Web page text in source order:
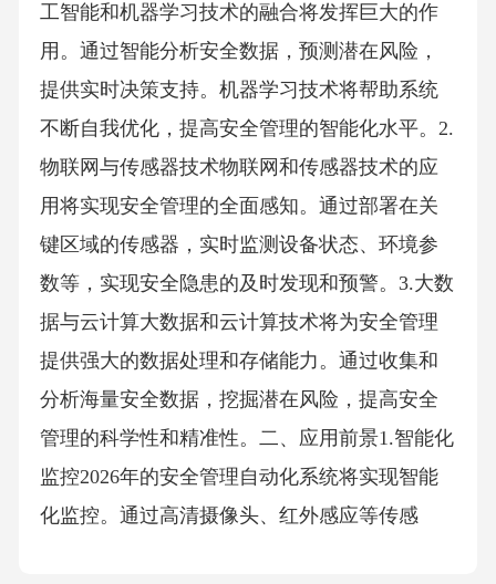
工智能和机器学习技术的融合将发挥巨大的作
用。通过智能分析安全数据，预测潜在风险，
提供实时决策支持。机器学习技术将帮助系统
不断自我优化，提高安全管理的智能化水平。2.
物联网与传感器技术物联网和传感器技术的应
用将实现安全管理的全面感知。通过部署在关
键区域的传感器，实时监测设备状态、环境参
数等，实现安全隐患的及时发现和预警。3.大数
据与云计算大数据和云计算技术将为安全管理
提供强大的数据处理和存储能力。通过收集和
分析海量安全数据，挖掘潜在风险，提高安全
管理的科学性和精准性。二、应用前景1.智能化
监控2026年的安全管理自动化系统将实现智能
化监控。通过高清摄像头、红外感应等传感